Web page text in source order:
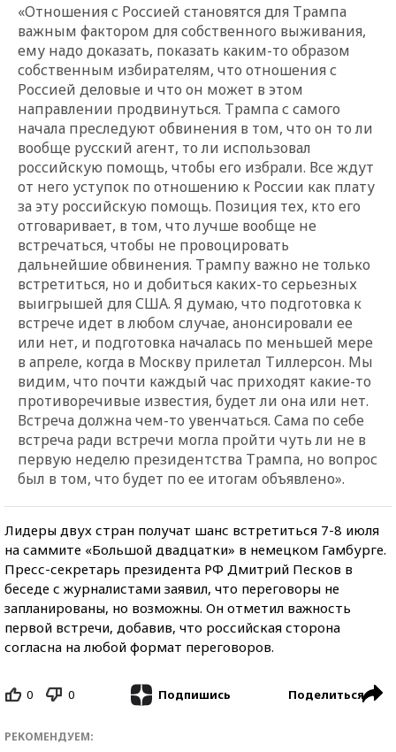
«Отношения с Россией становятся для Трампа
важным фактором для собственного выживания,
ему надо доказать, показать каким-то образом
собственным избирателям, что отношения с
Россией деловые и что он может в этом
направлении продвинуться. Трампа с самого
начала преследуют обвинения в том, что он то ли
вообще русский агент, то ли использовал
российскую помощь, чтобы его избрали. Все ждут
от него уступок по отношению к России как плату
за эту российскую помощь. Позиция тех, кто его
отговаривает, в том, что лучше вообще не
встречаться, чтобы не провоцировать
дальнейшие обвинения. Трампу важно не только
встретиться, но и добиться каких-то серьезных
выигрышей для США. Я думаю, что подготовка к
встрече идет в любом случае, анонсировали ее
или нет, и подготовка началась по меньшей мере
в апреле, когда в Москву прилетал Тиллерсон. Мы
видим, что почти каждый час приходят какие-то
противоречивые известия, будет ли она или нет.
Встреча должна чем-то увенчаться. Сама по себе
встреча ради встречи могла пройти чуть ли не в
первую неделю президентства Трампа, но вопрос
был в том, что будет по ее итогам объявлено».
Лидеры двух стран получат шанс встретиться 7-8 июля
на саммите «Большой двадцатки» в немецком Гамбурге.
Пресс-секретарь президента РФ Дмитрий Песков в
беседе с журналистами заявил, что переговоры не
запланированы, но возможны. Он отметил важность
первой встречи, добавив, что российская сторона
согласна на любой формат переговоров.
0 0 Подпишись Поделиться
РЕКОМЕНДУЕМ: